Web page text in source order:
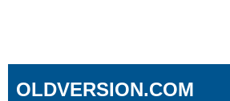
OLDVERSION.COM